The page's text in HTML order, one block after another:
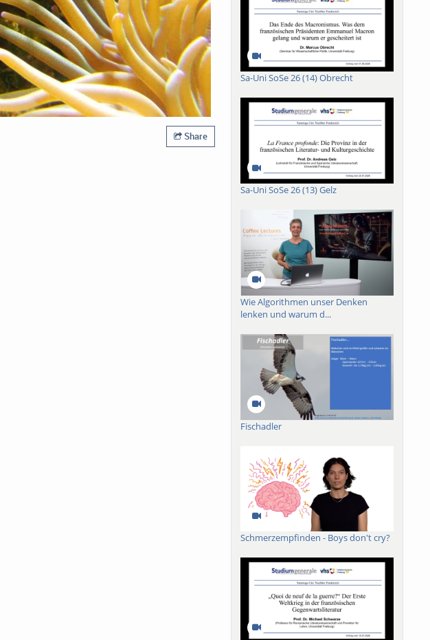
Share
Sa-Uni SoSe 26 (14) Obrecht
Sa-Uni SoSe 26 (13) Gelz
Wie Algorithmen unser Denken
lenken und warum d...
Fischadler
Schmerzempfinden - Boys don't cry?